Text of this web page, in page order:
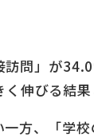
問」が
伸びる結果
⽅、「学校